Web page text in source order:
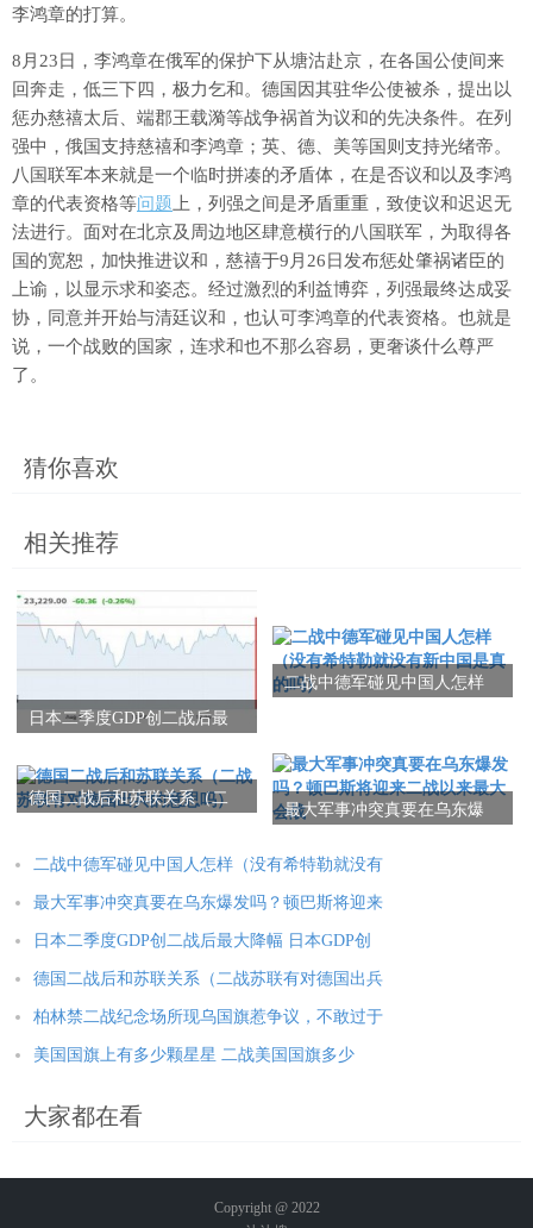
李鸿章的打算。
8月23日，李鸿章在俄军的保护下从塘沽赴京，在各国公使间来
回奔走，低三下四，极力乞和。德国因其驻华公使被杀，提出以
惩办慈禧太后、端郡王载漪等战争祸首为议和的先决条件。在列
强中，俄国支持慈禧和李鸿章；英、德、美等国则支持光绪帝。
八国联军本来就是一个临时拼凑的矛盾体，在是否议和以及李鸿
章的代表资格等问题 上，列强之间是矛盾重重，致使议和迟迟无
法进行。面对在北京及周边地区肆意横行的八国联军，为取得各
国的宽恕，加快推进议和，慈禧于9月26日发布惩处肇祸诸臣的
上谕，以显示求和姿态。经过激烈的利益博弈，列强最终达成妥
协，同意并开始与清廷议和，也认可李鸿章的代表资格。也就是
说，一个战败的国家，连求和也不那么容易，更奢谈什么尊严
了。
猜你喜欢
相关推荐
日本二季度GDP创二战后最
二战中德军碰见中国人怎样
德国二战后和苏联关系（二
最大军事冲突真要在乌东爆
来最大会战
二战中德军碰见中国人怎样（没有希特勒就没有
最大军事冲突真要在乌东爆发吗？顿巴斯将迎来
日本二季度GDP创二战后最大降幅 日本GDP创
德国二战后和苏联关系（二战苏联有对德国出兵
柏林禁二战纪念场所现乌国旗惹争议，不敢过于
美国国旗上有多少颗星星 二战美国国旗多少
大家都在看
Copyright @ 2022